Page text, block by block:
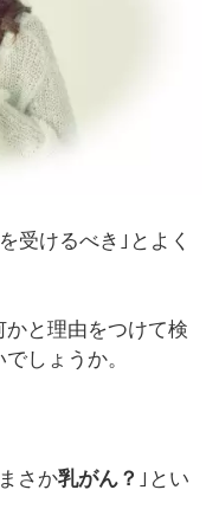
受けるべき｣とよく
と理由をつけて検
しょうか。
さか乳がん？ ｣とい